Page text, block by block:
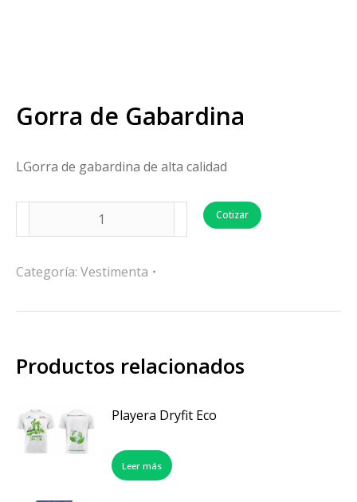
Gorra de Gabardina
LGorra de gabardina de alta calidad
Cotizar
Categoría: Vestimenta
Productos relacionados
Playera Dryfit Eco
Leer más